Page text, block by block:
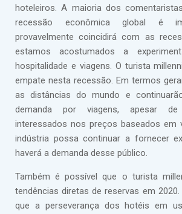
hoteleiros. A maioria dos
recessão econômica global é
provavelmente coincidirá com as
estamos acostumados a
hospitalidade e viagens. O turista
empate nesta recessão. Em termos
as distâncias do mundo e
demanda por viagens, apesar
interessados nos preços baseados em
indústria possa continuar a fornecer
haverá a demanda desse público.
Também é possível que o turista
tendências diretas de reservas em
que a perseverança dos hotéis em